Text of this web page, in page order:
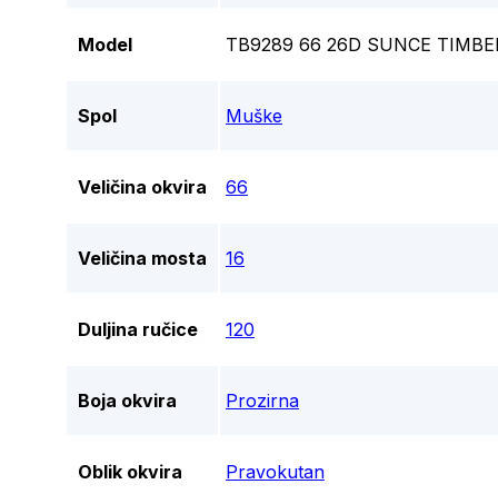
Model TB9289 66 26D SUNCE
Spol Muške
Veličina okvira 66
Veličina mosta 16
Duljina ručice 120
Boja okvira Prozirna
Oblik okvira Pravokutan